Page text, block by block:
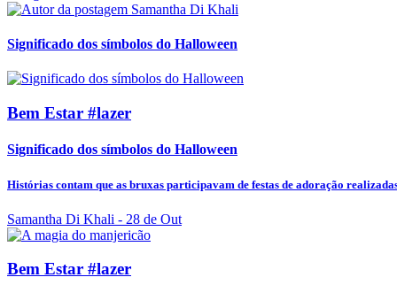
Samantha Di Khali
Significado dos símbolos do Halloween
Bem Estar #lazer
Significado dos símbolos do Halloween
Histórias contam que as bruxas participavam de festas de adoração
Samantha Di Khali - 28 de Out
Bem Estar #lazer